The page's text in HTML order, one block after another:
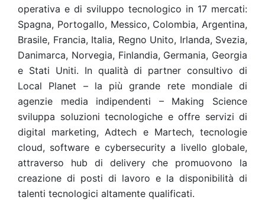
operativa e di sviluppo tecnologico in 17 mercati:
Spagna, Portogallo, Messico, Colombia, Argentina,
Brasile, Francia, Italia, Regno Unito, Irlanda, Svezia,
Danimarca, Norvegia, Finlandia, Germania, Georgia
e Stati Uniti. In qualità di partner consultivo di
Local Planet – la più grande rete mondiale di
agenzie media indipendenti – Making Science
sviluppa soluzioni tecnologiche e offre servizi di
digital marketing, Adtech e Martech, tecnologie
cloud, software e cybersecurity a livello globale,
attraverso hub di delivery che promuovono la
creazione di posti di lavoro e la disponibilità di
talenti tecnologici altamente qualificati.